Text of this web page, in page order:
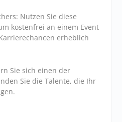
Nutzen Sie diese
kostenfrei an einem Event
erheblich
Sie sich einen der
Sie die Talente, die Ihr